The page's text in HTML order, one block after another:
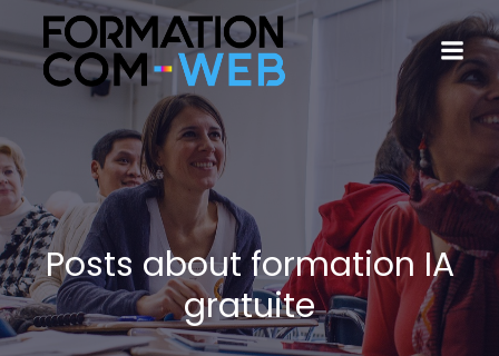
Posts about formation IA
gratuite